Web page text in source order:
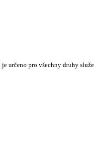
určeno pro všechny druhy